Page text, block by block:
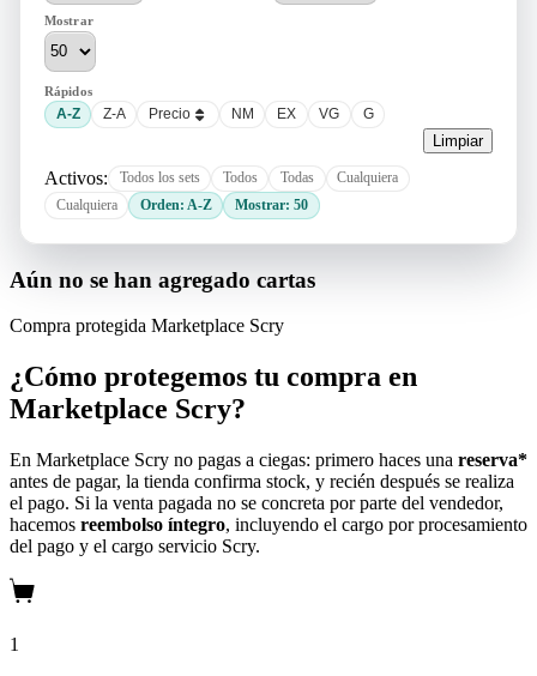
Mostrar
Rápidos
A-Z Z-A Precio NM EX VG G
Limpiar
Activos: Todos los sets Todos Todas
Cualquiera
Cualquiera
Orden: A-Z Mostrar: 50
Aún no se han agregado cartas
Compra protegida Marketplace Scry
¿Cómo protegemos tu compra en
Marketplace Scry?
En Marketplace Scry no pagas a ciegas: primero haces una reserva*
antes de pagar, la tienda confirma stock, y recién después se realiza
el pago. Si la venta pagada no se concreta por parte del vendedor,
hacemos reembolso íntegro, incluyendo el cargo por procesamiento
del pago y el cargo servicio Scry.
1